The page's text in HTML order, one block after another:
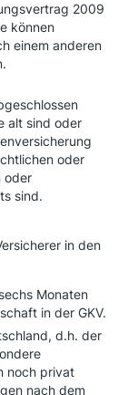
2009
können
einem anderen
alt sind oder
oder
oder
sind.
in den
Monaten
in der GKV.
d.h. der
noch privat
nach dem